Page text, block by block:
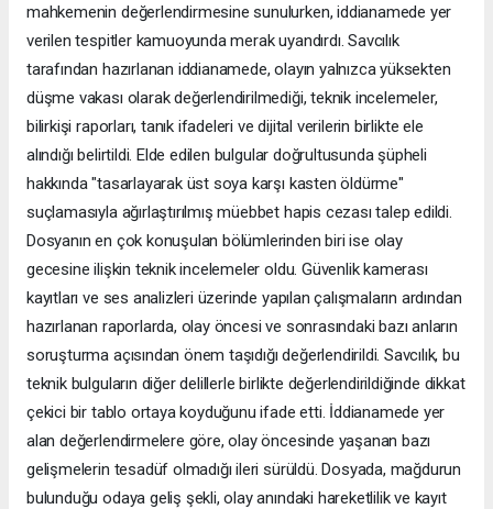
mahkemenin değerlendirmesine sunulurken, iddianamede yer
verilen tespitler kamuoyunda merak uyandırdı. Savcılık
tarafından hazırlanan iddianamede, olayın yalnızca yüksekten
düşme vakası olarak değerlendirilmediği, teknik incelemeler,
bilirkişi raporları, tanık ifadeleri ve dijital verilerin birlikte ele
alındığı belirtildi. Elde edilen bulgular doğrultusunda şüpheli
hakkında "tasarlayarak üst soya karşı kasten öldürme"
suçlamasıyla ağırlaştırılmış müebbet hapis cezası talep edildi.
Dosyanın en çok konuşulan bölümlerinden biri ise olay
gecesine ilişkin teknik incelemeler oldu. Güvenlik kamerası
kayıtları ve ses analizleri üzerinde yapılan çalışmaların ardından
hazırlanan raporlarda, olay öncesi ve sonrasındaki bazı anların
soruşturma açısından önem taşıdığı değerlendirildi. Savcılık, bu
teknik bulguların diğer delillerle birlikte değerlendirildiğinde dikkat
çekici bir tablo ortaya koyduğunu ifade etti. İddianamede yer
alan değerlendirmelere göre, olay öncesinde yaşanan bazı
gelişmelerin tesadüf olmadığı ileri sürüldü. Dosyada, mağdurun
bulunduğu odaya geliş şekli, olay anındaki hareketlilik ve kayıt